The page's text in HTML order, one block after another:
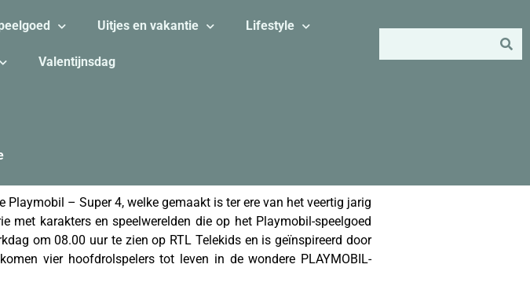
Uitjes en vakantie Lifestyle
Valentijnsdag
– Super 4, welke gemaakt is ter ere van het veertig jarig
met karakters en speelwerelden die op het Playmobil-speelgoed
om 08.00 uur te zien op RTL Telekids en is geïnspireerd door
vier hoofdrolspelers tot leven in de wondere PLAYMOBIL-